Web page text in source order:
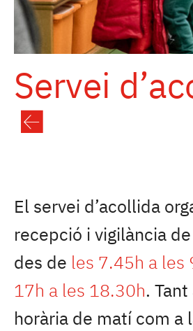
Servei
El servei d’acollida
recepció i vigilància
des de les 7.45h a les
17h a les 18.30h.
horària de matí com a